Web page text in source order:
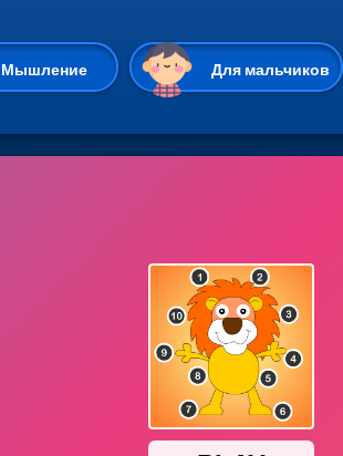
Мышление Для мальчиков
Гиперказуальные Казуальные
Симуляторы
Пасьянс